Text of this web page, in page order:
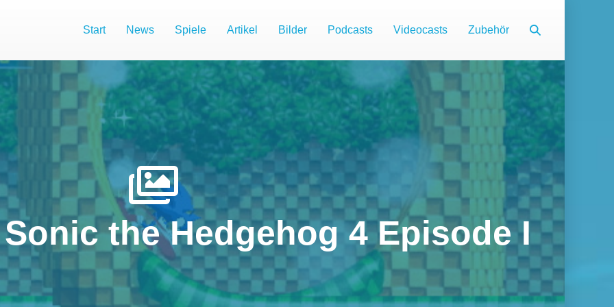
Start News Spiele Artikel Bilder Podcasts Videocasts Zubehör
Suche-
the Hedgehog 4 Episode I